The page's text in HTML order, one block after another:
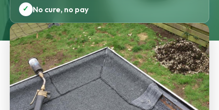
✓ No cure, no pay